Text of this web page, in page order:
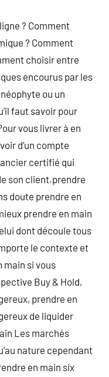
? Comment
? Comment
choisir entre
encourus par les
ou un
faut savoir pour
vous livrer à en
d’un compte
certifié qui
son client.prendre
doute prendre en
prendre en main
dont découle tous
le contexte et
main si vous
Buy & Hold,
prendre en
de liquider
Les marchés
nature cependant
en main six